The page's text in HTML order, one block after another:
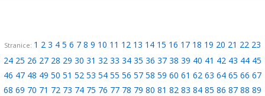
Stranice: 1 2 3 4 5 6 7 8 9 10 11 12 13 14 15 16 17 18 19 20 21 22 23
24 25 26 27 28 29 30 31 32 33 34 35 36 37 38 39 40 41 42 43 44 45
46 47 48 49 50 51 52 53 54 55 56 57 58 59 60 61 62 63 64 65 66 67
68 69 70 71 72 73 74 75 76 77 78 79 80 81 82 83 84 85 86 87 88 89